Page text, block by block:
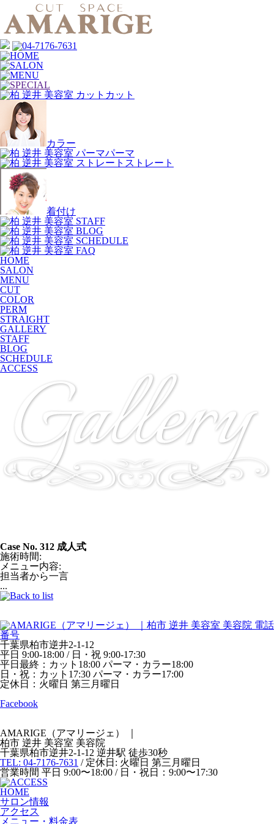
カット
カラー
パーマ
ストレート
着付け
HOME
SALON
MENU
CUT
COLOR
PERM
STRAIGHT
GALLERY
STAFF
BLOG
SCHEDULE
ACCESS
Case No. 312 成人式
施術時間:
メニュー内容:
担当者から一言
...
千葉県柏市逆井2-1-12
平日 9:00-18:00 / 日・祝 9:00-17:30
平日最終：カット18:00 パーマ・カラー18:00
日・祝：カット17:30 パーマ・カラー17:00
定休日：火曜日 第三月曜日
Facebook
AMARIGE（アマリージェ）
柏市 逆井 美容室 美容院
千葉県柏市逆井2-1-12 逆井駅 徒歩30秒
TEL: 04-7176-7631 / 定休日: 火曜日 第三月曜日
営業時間 平日 9:00〜18:00 / 日・祝日：9:00〜17:30
HOME
サロン情報
アクセス
メニュー・料金表